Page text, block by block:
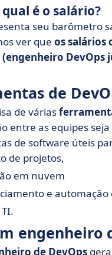
é o salário?
seu barômetro
ver que os salários
(engenheiro DevOps
de
de várias
entre as equipes seja
de software úteis
de projetos,
em nuvem
e automação
engenheiro
de DevOps